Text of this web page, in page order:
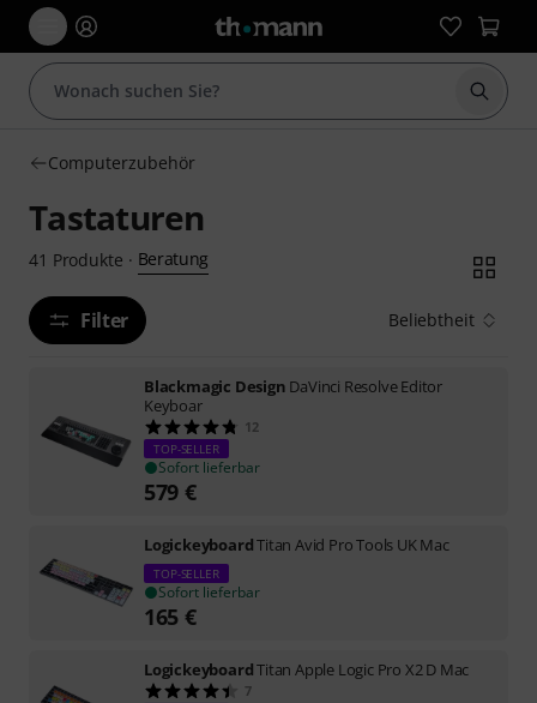
Suche
Computerzubehör
Tastaturen
41 Produkte · Beratung
Filter Beliebtheit
Blackmagic Design DaVinci Resolve Editor
Keyboar
12
TOP-SELLER
Sofort lieferbar
579 €
LogickeyboardTitan Avid Pro Tools UK Mac
TOP-SELLER
Sofort lieferbar
165 €
LogickeyboardTitan Apple Logic Pro X2 D Mac
7